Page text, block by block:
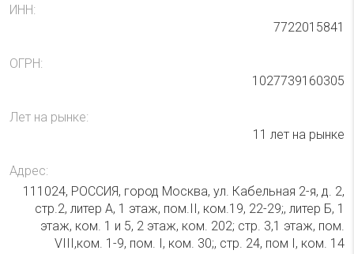
ИНН:
7722015841
ОГРН:
1027739160305
Лет на рынке:
11 лет на рынке
Адрес:
111024, РОССИЯ, город Москва, ул. Кабельная 2-я, д. 2,
стр.2, литер А, 1 этаж, пом.II, ком.19, 22-29;, литер Б, 1
этаж, ком. 1 и 5, 2 этаж, ком. 202; стр. 3,1 этаж, пом.
VIII,ком. 1-9, пом. I, ком. 30;, стр. 24, пом I, ком. 14